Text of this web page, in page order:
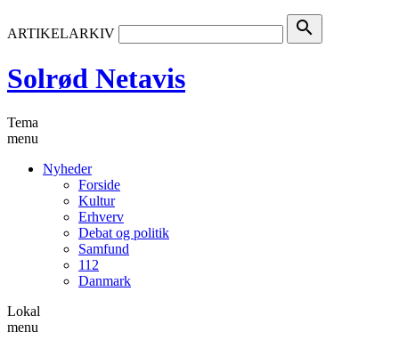
ARTIKELARKIV search
Solrød Netavis
Tema
menu
Nyheder
Forside
Kultur
Erhverv
Debat og politik
Samfund
112
Danmark
Lokal
menu